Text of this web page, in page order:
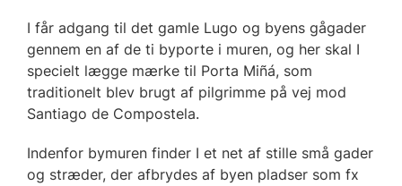
I får adgang til det gamle Lugo og byens gågader
gennem en af de ti byporte i muren, og her skal I
specielt lægge mærke til Porta Miñá, som
traditionelt blev brugt af pilgrimme på vej mod
Santiago de Compostela.
Indenfor bymuren finder I et net af stille små gader
og stræder, der afbrydes af byen pladser som fx